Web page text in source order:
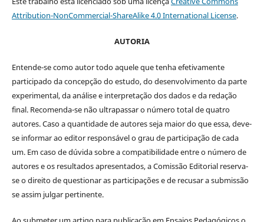
Attribution-NonCommercial-ShareAlike 4.0 International License.
AUTORIA
Entende-se como autor todo aquele que tenha efetivamente
participado da concepção do estudo, do desenvolvimento da parte
experimental, da análise e interpretação dos dados e da redação
final. Recomenda-se não ultrapassar o número total de quatro
autores. Caso a quantidade de autores seja maior do que essa, deve-
se informar ao editor responsável o grau de participação de cada
um. Em caso de dúvida sobre a compatibilidade entre o número de
autores e os resultados apresentados, a Comissão Editorial reserva-
se o direito de questionar as participações e de recusar a submissão
se assim julgar pertinente.